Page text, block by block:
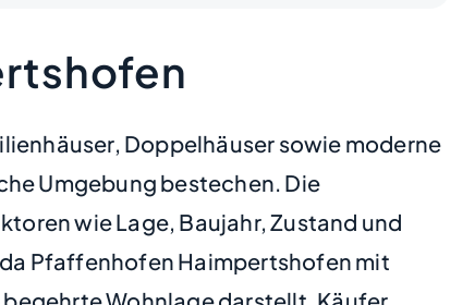
Doppelhäuser sowie moderne
Umgebung bestechen. Die
wie Lage, Baujahr, Zustand und
Pfaffenhofen Haimpertshofen mit